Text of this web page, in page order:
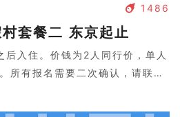
1486
套餐二 东京起止
入住。价钱为2人同行价，单人
所有报名需要二次确认，请联系